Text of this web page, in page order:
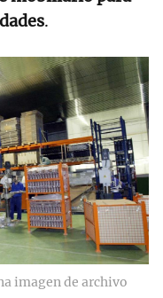
.
imagen de archivo